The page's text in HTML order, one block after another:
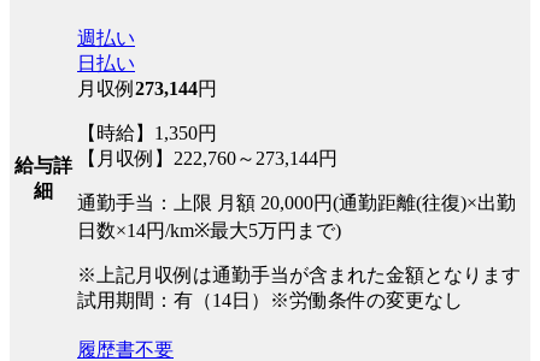
給与詳
細
週払い
日払い
月収例 273,144円
【時給】1,350円
【月収例】222,760～273,144円
通勤手当：上限 月額 20,000円(通勤距離(往復)×出勤
日数×14円/km※最大5万円まで)
※上記月収例は通勤手当が含まれた金額となります
試用期間：有（14日）※労働条件の変更なし
履歴書不要